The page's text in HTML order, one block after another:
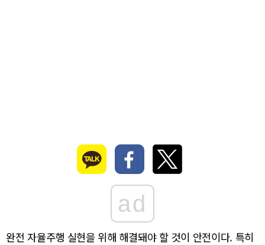
ad
완전 자율주행 실현을 위해 해결돼야 할 것이 안전이다. 특히